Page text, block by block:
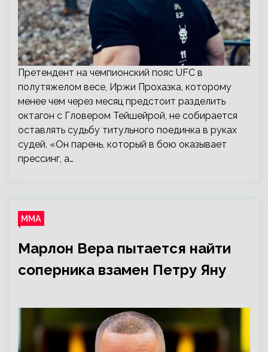
Претендент на чемпионский пояс UFC в
полутяжелом весе, Иржи Прохазка, которому
менее чем через месяц предстоит разделить
октагон с Гловером Тейшейрой, не собирается
оставлять судьбу титульного поединка в руках
судей. «Он парень, который в бою оказывает
прессинг, а…
ММА
Марлон Вера пытается найти
соперника взамен Петру Яну